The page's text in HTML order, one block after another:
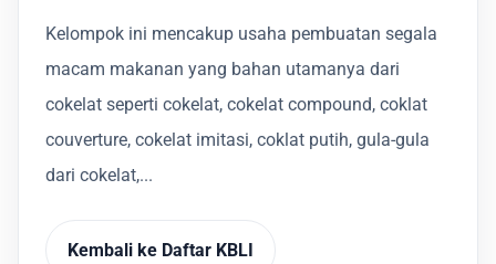
Kelompok ini mencakup usaha pembuatan segala
macam makanan yang bahan utamanya dari
cokelat seperti cokelat, cokelat compound, coklat
couverture, cokelat imitasi, coklat putih, gula-gula
dari cokelat,...
Kembali ke Daftar KBLI